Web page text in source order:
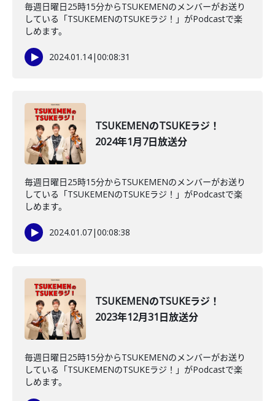
毎週日曜日25時15分からTSUKEMENのメンバーがお送り
している「TSUKEMENのTSUKEラジ！」がPodcastで楽
しめます。
2024.01.14|00:08:31
TSUKEMENのTSUKEラジ！
2024年1月7日放送分
毎週日曜日25時15分からTSUKEMENのメンバーがお送り
している「TSUKEMENのTSUKEラジ！」がPodcastで楽
しめます。
2024.01.07|00:08:38
TSUKEMENのTSUKEラジ！
2023年12月31日放送分
毎週日曜日25時15分からTSUKEMENのメンバーがお送り
している「TSUKEMENのTSUKEラジ！」がPodcastで楽
しめます。